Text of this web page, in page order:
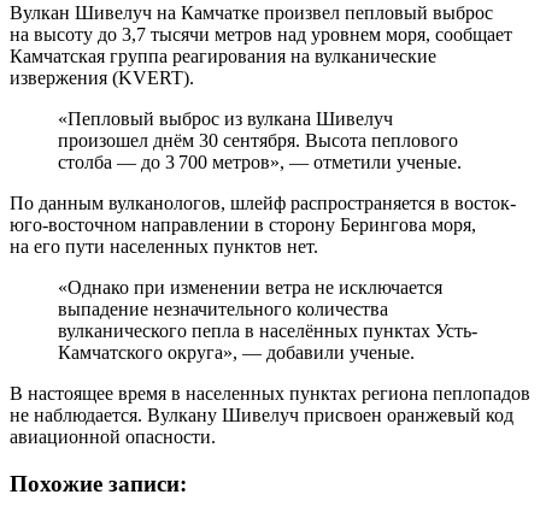
Вулкан Шивелуч на Камчатке произвел пепловый выброс
на высоту до 3,7 тысячи метров над уровнем моря, сообщает
Камчатская группа реагирования на вулканические
извержения (KVERT).
«Пепловый выброс из вулкана Шивелуч
произошел днём 30 сентября. Высота пеплового
столба — до 3 700 метров», — отметили ученые.
По данным вулканологов, шлейф распространяется в восток-
юго-восточном направлении в сторону Берингова моря,
на его пути населенных пунктов нет.
«Однако при изменении ветра не исключается
выпадение незначительного количества
вулканического пепла в населённых пунктах Усть-
Камчатского округа», — добавили ученые.
В настоящее время в населенных пунктах региона пеплопадов
не наблюдается. Вулкану Шивелуч присвоен оранжевый код
авиационной опасности.
Похожие записи: